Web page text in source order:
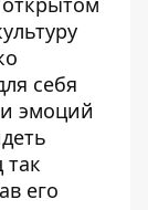
себя
эмоций
так
его